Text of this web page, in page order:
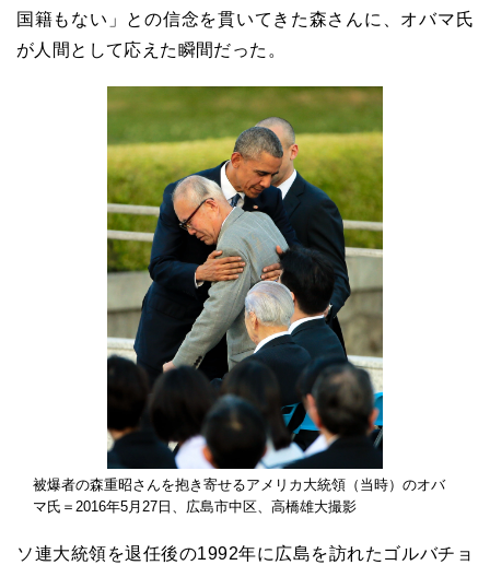
国籍もない」との信念を貫いてきた森さんに、オバマ氏
が人間として応えた瞬間だった。
被爆者の森重昭さんを抱き寄せるアメリカ大統領（当時）のオバ
マ氏＝2016年5月27日、広島市中区、高橋雄大撮影
ソ連大統領を退任後の1992年に広島を訪れたゴルバチョ